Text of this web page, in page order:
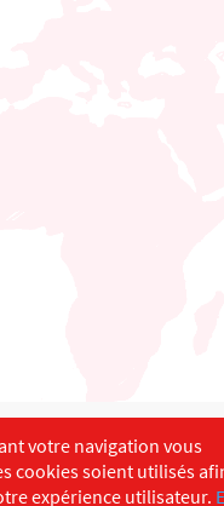
English Français
AdW Impressum
votre navigation vous
cookies soient utilisés
expérience utilisateur.